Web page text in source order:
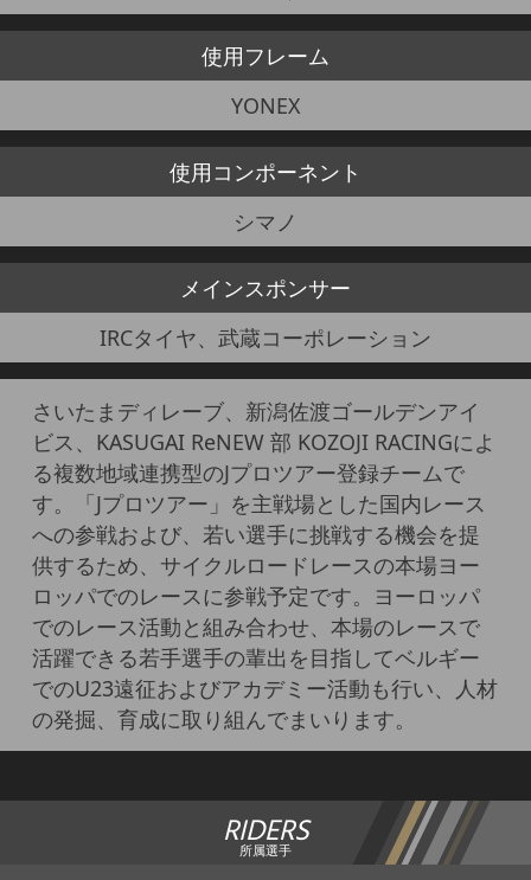
使用フレーム
YONEX
使用コンポーネント
シマノ
メインスポンサー
IRCタイヤ、武蔵コーポレーション
さいたまディレーブ、新潟佐渡ゴールデンアイ
ビス、KASUGAI ReNEW 部 KOZOJI RACINGによ
る複数地域連携型のJプロツアー登録チームで
す。「Jプロツアー」を主戦場とした国内レース
への参戦および、若い選手に挑戦する機会を提
供するため、サイクルロードレースの本場ヨー
ロッパでのレースに参戦予定です。ヨーロッパ
でのレース活動と組み合わせ、本場のレースで
活躍できる若手選手の輩出を目指してベルギー
でのU23遠征およびアカデミー活動も行い、人材
の発掘、育成に取り組んでまいります。
RIDERS
所属選手